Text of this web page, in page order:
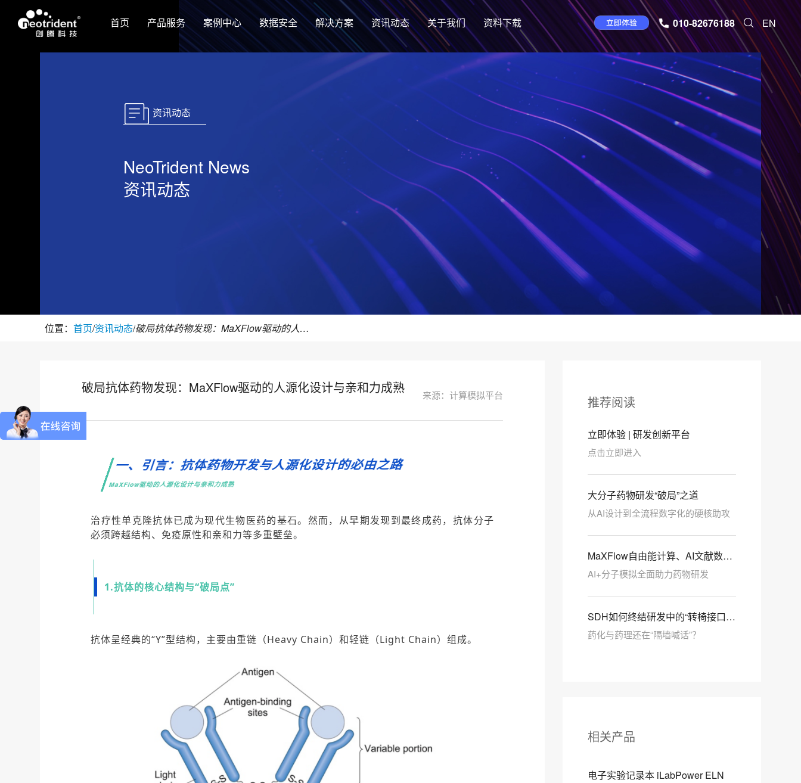
首页 产品服务 案例中心 数据安全 解决方案 资讯动态 关于我们 资料下载 010-82676188  EN
资讯动态
NeoTrident News
资讯动态
位置： 首页/资讯动态/ 破局抗体药物发现：MaXFlow驱动的人源化设计与亲和力成熟
破局抗体药物发现：MaXFlow驱动的人源化设计与亲和力成熟 来源：计算模拟平台
一、引言：抗体药物开发与人源化设计的必由之路
MaXFlow驱动的人源化设计与亲和力成熟
治疗性单克隆抗体已成为现代生物医药的基石。然而，从早期发现到最终成药，抗体分子
必须跨越结构、免疫原性和亲和力等多重壁垒。
1.抗体的核心结构与“破局点”
抗体呈经典的“Y”型结构，主要由重链（Heavy Chain）和轻链（Light Chain）组成。
推荐阅读
立即体验 | 研发创新平台
点击立即进入
大分子药物研发“破局”之道
从AI设计到全流程数字化的硬核助攻
MaXFlow自由能计算、AI文献数据
提取与工作流体验全面增强
AI+分子模拟全面助力药物研发
SDH如何终结研发中的“转椅接口”
效应
药化与药理还在“隔墙喊话”？
相关产品
电子实验记录本 iLabPower ELN